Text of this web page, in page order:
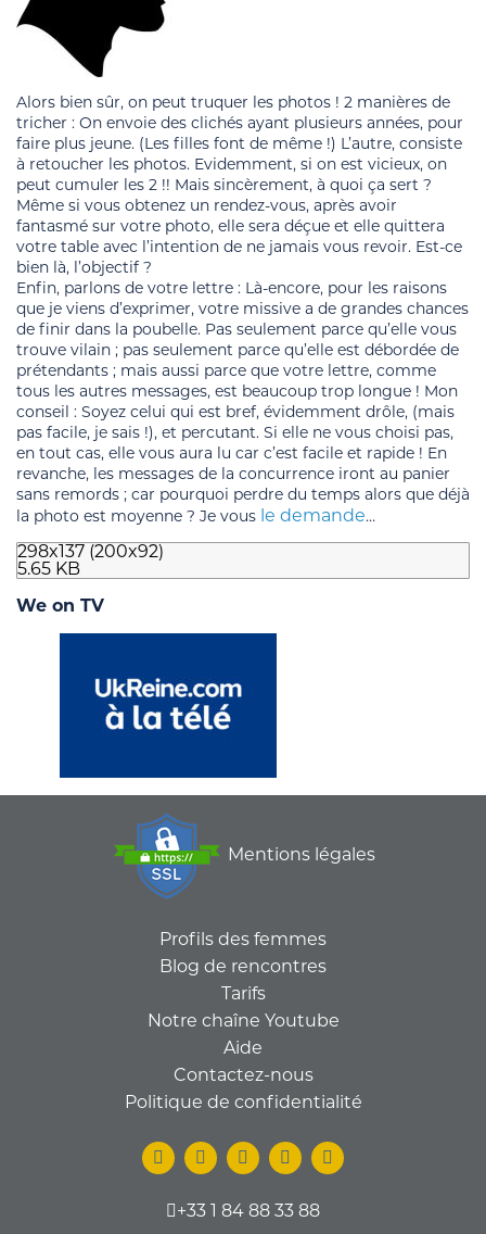
Alors bien sûr, on peut truquer les photos ! 2 manières de
tricher : On envoie des clichés ayant plusieurs années, pour
faire plus jeune. (Les filles font de même !) L’autre, consiste
à retoucher les photos. Evidemment, si on est vicieux, on
peut cumuler les 2 !! Mais sincèrement, à quoi ça sert ?
Même si vous obtenez un rendez-vous, après avoir
fantasmé sur votre photo, elle sera déçue et elle quittera
votre table avec l’intention de ne jamais vous revoir. Est-ce
bien là, l’objectif ?
Enfin, parlons de votre lettre : Là-encore, pour les raisons
que je viens d’exprimer, votre missive a de grandes chances
de finir dans la poubelle. Pas seulement parce qu’elle vous
trouve vilain ; pas seulement parce qu’elle est débordée de
prétendants ; mais aussi parce que votre lettre, comme
tous les autres messages, est beaucoup trop longue ! Mon
conseil : Soyez celui qui est bref, évidemment drôle, (mais
pas facile, je sais !), et percutant. Si elle ne vous choisi pas,
en tout cas, elle vous aura lu car c’est facile et rapide ! En
revanche, les messages de la concurrence iront au panier
sans remords ; car pourquoi perdre du temps alors que déjà
la photo est moyenne ? Je vous le demande…
298x137 (200x92)
5.65 KB
We on TV
Mentions légales
Profils des femmes
Blog de rencontres
Tarifs
Notre chaîne Youtube
Aide
Contactez-nous
Politique de confidentialité
+33 1 84 88 33 88